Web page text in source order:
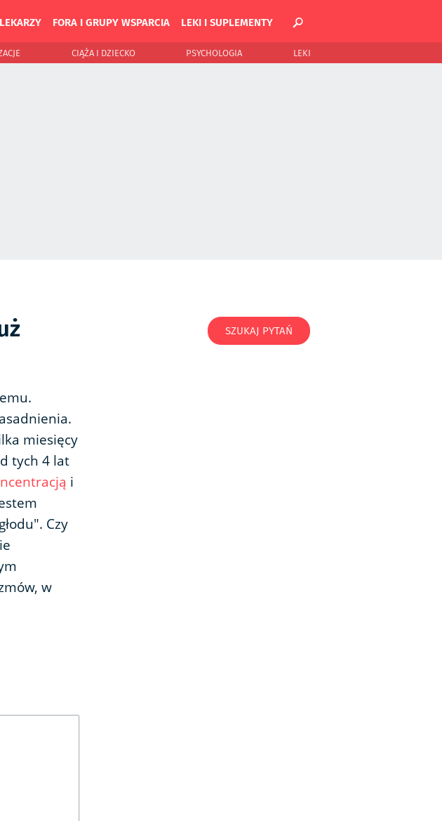
FORA I GRUPY WSPARCIA LEKI I SUPLEMENTY
CIĄŻA I DZIECKO PSYCHOLOGIA LEKI
miesięcy
tych 4 lat
i
Czy
w
SZUKAJ PYTAŃ